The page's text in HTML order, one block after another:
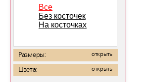
Все
Без косточек
На косточках
Размеры: открыть
Цвета: открыть